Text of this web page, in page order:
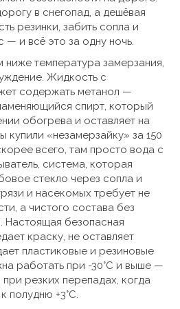
в снегопад, а дешёвая
резинки, забить сопла и
— и всё это за одну ночь.
ниже температура замерзания,
Жидкость с
содержать метанол —
спирт, который
обогрева и оставляет на
купили «незамерзайку» за 150
всего, там просто вода с
, система, которая
стекло через сопла и
и насекомых требует не
а чистого состава без
Настоящая безопасная
краску, не оставляет
пластиковые и резиновые
работать при -30°C и выше —
резких перепадах, когда
полудню +3°C.